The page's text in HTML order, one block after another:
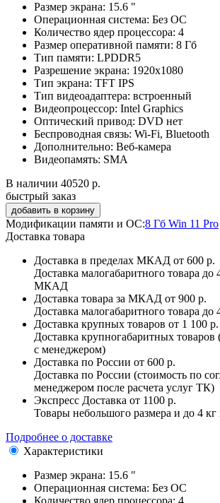
Размер экрана: 15.6 "
Операционная система: Без ОС
Количество ядер процессора: 4
Размер оперативной памяти: 8 Гб
Тип памяти: LPDDR5
Разрешение экрана: 1920x1080
Тип экрана: TFT IPS
Тип видеоадаптера: встроенный
Видеопроцессор: Intel Graphics
Оптический привод: DVD нет
Беспроводная связь: Wi-Fi, Bluetooth
Дополнительно: Веб-камера
Видеопамять: SMA
В наличии 40520 р.
быстрый заказ
Модификации памяти и ОС:8 Гб Win 11 Pro
Доставка товара
Доставка в пределах МКАД от 600 р.
Доставка малогабаритного товара до
МКАД
Доставка товара за МКАД от 900 р.
Доставка малогабаритного товара
Доставка крупных товаров от 1 100 р.
Доставка крупногабаритных товаров
с менеджером)
Доставка по России от 600 р.
Доставка по России (стоимость по
менеджером после расчета услуг ТК)
Экспресс Доставка от 1100 р.
Товары небольшого размера и до 4
Подробнее о доставке
Характеристики
Размер экрана: 15.6 "
Операционная система: Без ОС